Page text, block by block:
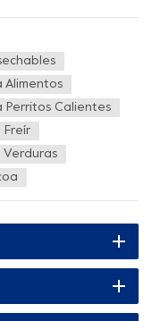
productos de
también adoran los
de aislamiento
A
tipo bandeja
de bandeja de
sushi, galletas,
son impermeables y
del barco y bandeja
para la protección
patatas fritas,
maíz, macarrones y
Alimentos
Perritos Calientes
Freír
Verduras